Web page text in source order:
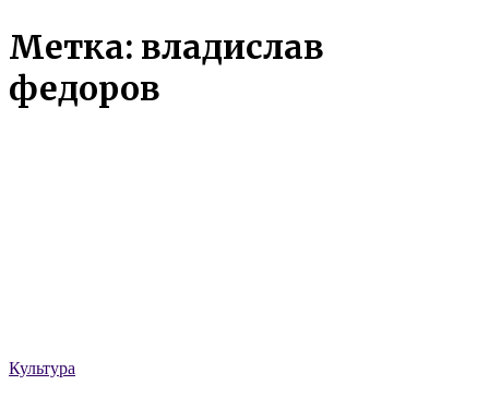
Метка: владислав
федоров
Культура